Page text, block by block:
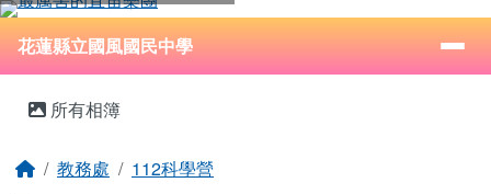
跳至主內容區
花蓮縣立國風國民中學
⏸
導覽列
花蓮縣立國風國民中學
所有相簿
回首頁
教務處 112科學營